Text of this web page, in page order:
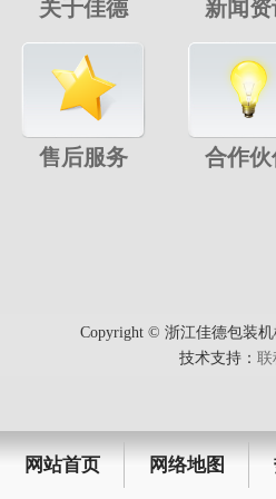
关于佳德 新闻资
售后服务 合作伙
网站首页 网络地图
Copyright © 浙江佳德包装
技术支持： 联